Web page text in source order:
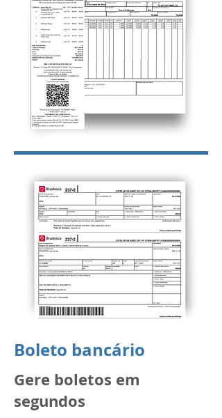
Boleto bancário
Gere boletos em
segundos